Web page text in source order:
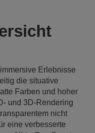
Erlebnisse
die situative
Farben und hoher
und 3D-Rendering
nicht
eine verbesserte